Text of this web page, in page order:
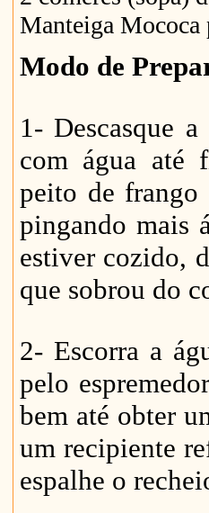
Manteiga Mococa
Modo de
1- Descasque
com água até
peito de frango
pingando mais
estiver cozido,
que sobrou do
2- Escorra a
pelo
bem até obter
um recipiente
espalhe o